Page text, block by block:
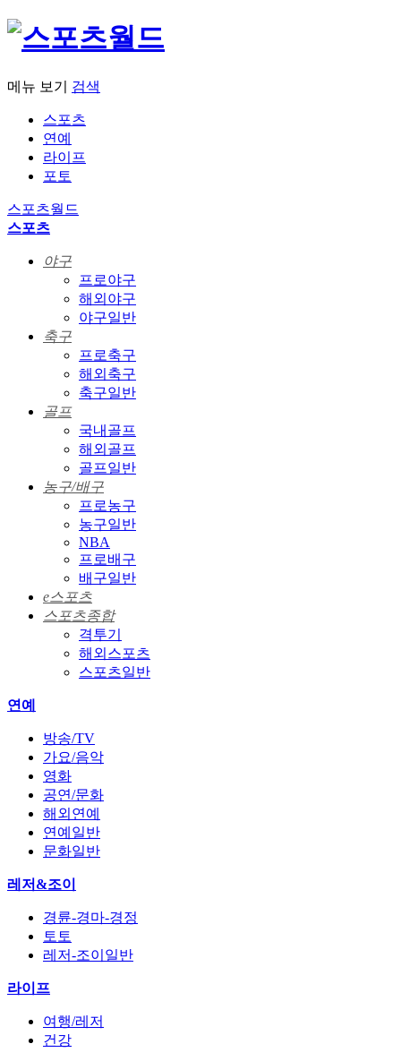
메뉴 보기 검색
스포츠
연예
라이프
포토
스포츠월드
스포츠
야구
프로야구
해외야구
야구일반
축구
프로축구
해외축구
축구일반
골프
국내골프
해외골프
골프일반
농구/배구
프로농구
농구일반
NBA
프로배구
배구일반
e스포츠
스포츠종합
격투기
해외스포츠
스포츠일반
연예
방송/TV
가요/음악
영화
공연/문화
해외연예
연예일반
문화일반
레저&조이
경륜-경마-경정
토토
레저-조이일반
라이프
여행/레저
건강